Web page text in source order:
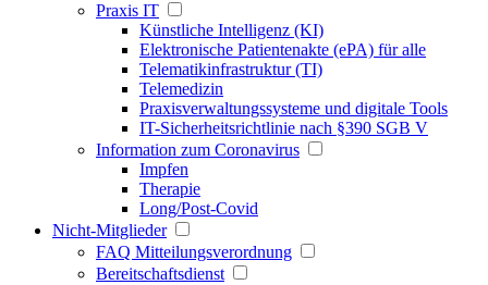
Praxis IT
Künstliche Intelligenz (KI)
Elektronische Patientenakte (ePA) für alle
Telematikinfrastruktur (TI)
Telemedizin
Praxisverwaltungssysteme und digitale Tools
IT-Sicherheitsrichtlinie nach §390 SGB V
Information zum Coronavirus
Impfen
Therapie
Long/Post-Covid
Nicht-Mitglieder
FAQ Mitteilungsverordnung
Bereitschaftsdienst